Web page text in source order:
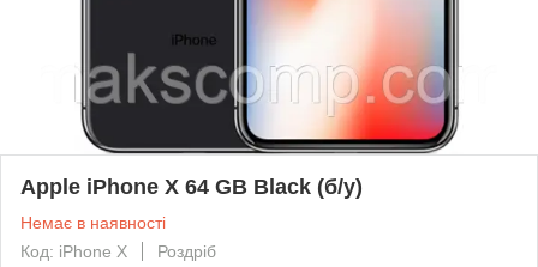
Apple iPhone X 64 GB Black (б/у)
Немає в наявності
Код: iPhone X
Роздріб